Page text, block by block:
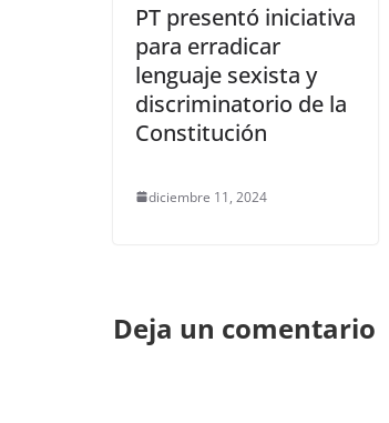
PT presentó iniciativa
para erradicar
lenguaje sexista y
discriminatorio de la
Constitución
diciembre 11, 2024
Deja un comentario